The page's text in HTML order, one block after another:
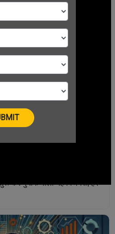
COACH
करें मुनाफे वाला यह बिजनेस, हर